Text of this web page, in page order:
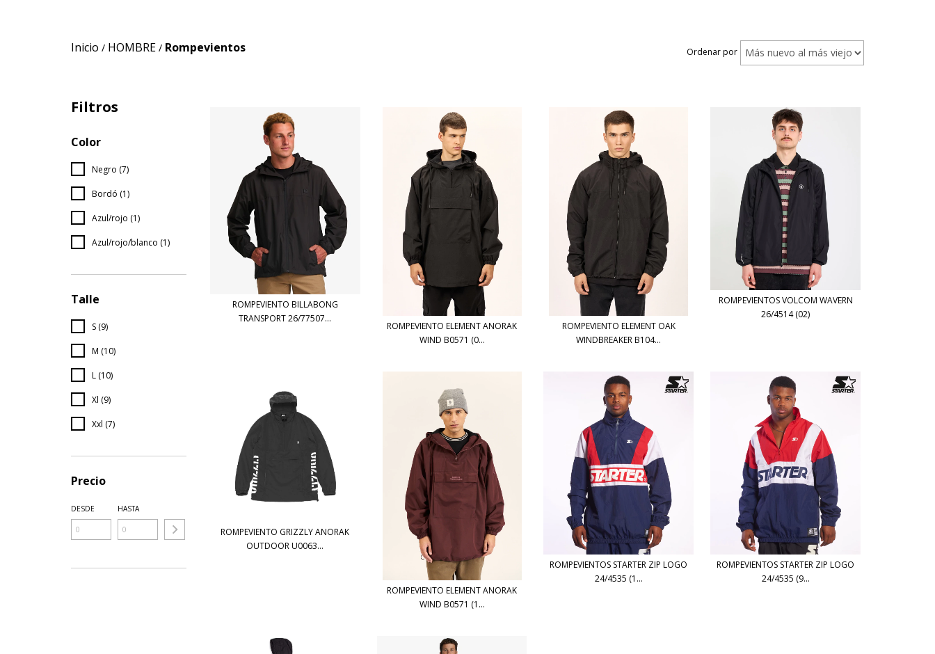
Inicio / HOMBRE / Rompevientos Ordenar por
Filtros
Color
Negro (7)
Bordó (1)
Azul/rojo (1)
Azul/rojo/blanco (1)
Talle
S (9)
M (10)
L (10)
Xl (9)
Xxl (7)
Precio
DESDE HASTA
ROMPEVIENTO BILLABONG
TRANSPORT 26/77507...
ROMPEVIENTO ELEMENT ANORAK
WIND B0571 (0...
ROMPEVIENTO ELEMENT OAK
WINDBREAKER B104...
ROMPEVIENTOS VOLCOM WAVERN
26/4514 (02)
ROMPEVIENTO GRIZZLY ANORAK
OUTDOOR U0063...
ROMPEVIENTO ELEMENT ANORAK
WIND B0571 (1...
ROMPEVIENTOS STARTER ZIP LOGO
24/4535 (1...
ROMPEVIENTOS STARTER ZIP LOGO
24/4535 (9...